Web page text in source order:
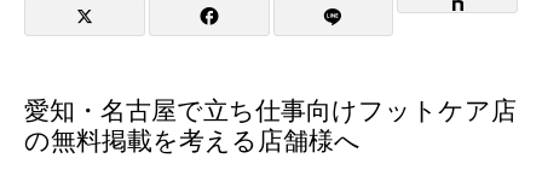
愛知・名古屋で立ち仕事向けフットケア店
の無料掲載を考える店舗様へ